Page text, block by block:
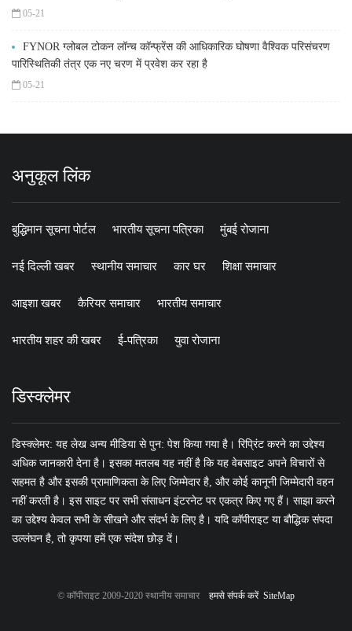
05-21
FYNOR ग्लोबल टोकन लॉन्च कॉन्फ्रेंस की आधिकारिक घोषणा वैश्विक परिसंचरण
पारिस्थितिकी तंत्र एक नए चरण में प्रवेश कर रहा है
05-21
अनुकूल लिंक
बुद्धिमान सूचना पोर्टल भारतीय सूचना पत्रिका मुंबई रोजाना
नई दिल्ली खबर स्थानीय समाचार कार घर शिक्षा समाचार
आइशा खबर कैरियर समाचार भारतीय समाचार
भारतीय शहर की खबर ई-पत्रिका युवा रोजाना
डिस्क्लेमर
डिस्क्लेमर: यह लेख अन्य मीडिया से पुन: पेश किया गया है। रिप्रिंट करने का उद्देश्य
अधिक जानकारी देना है। इसका मतलब यह नहीं है कि यह वेबसाइट अपने विचारों से
सहमत है और इसकी प्रामाणिकता के लिए जिम्मेदार है, और कोई कानूनी जिम्मेदारी वहन
नहीं करती है। इस साइट पर सभी संसाधन इंटरनेट पर एकत्र किए गए हैं। साझा करने
का उद्देश्य केवल सभी के सीखने और संदर्भ के लिए है। यदि कॉपीराइट या बौद्धिक संपदा
उल्लंघन है, तो कृपया हमें एक संदेश छोड़ दें।
© कॉपीराइट 2009-2020 स्थानीय समाचार हमसे संपर्क करें SiteMap